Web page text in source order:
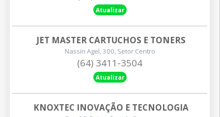
Atualizar
JET MASTER CARTUCHOS E TONERS
Nassin Agel, 300, Setor Centro
(64) 3411-3504
Atualizar
KNOXTEC INOVAÇÃO E TECNOLOGIA